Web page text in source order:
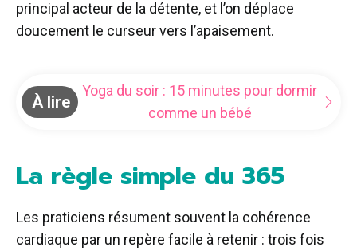
principal acteur de la détente, et l’on déplace
doucement le curseur vers l’apaisement.
À lire
Yoga du soir : 15 minutes pour dormir
comme un bébé
La règle simple du 365
Les praticiens résument souvent la cohérence
cardiaque par un repère facile à retenir : trois fois